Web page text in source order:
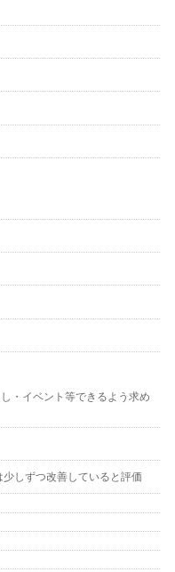
・イベント等できるよう求め
しずつ改善していると評価